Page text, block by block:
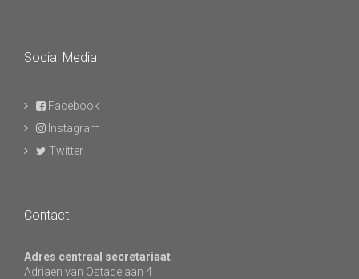
Social Media
Facebook
Instagram
Twitter
Contact
Adres centraal secretariaat
Adriaen van Ostadelaan 4